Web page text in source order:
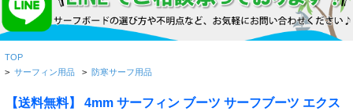
TOP
> サーフィン用品 > 防寒サーフ用品
【送料無料】 4mm サーフィン ブーツ サーフブーツ エクス